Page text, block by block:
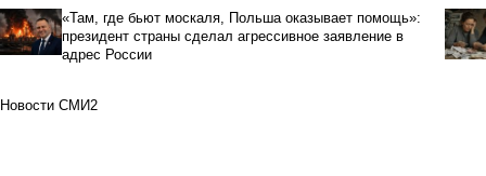
«Там, где бьют москаля, Польша оказывает помощь»:
президент страны сделал агрессивное заявление в
адрес России
Новости СМИ2